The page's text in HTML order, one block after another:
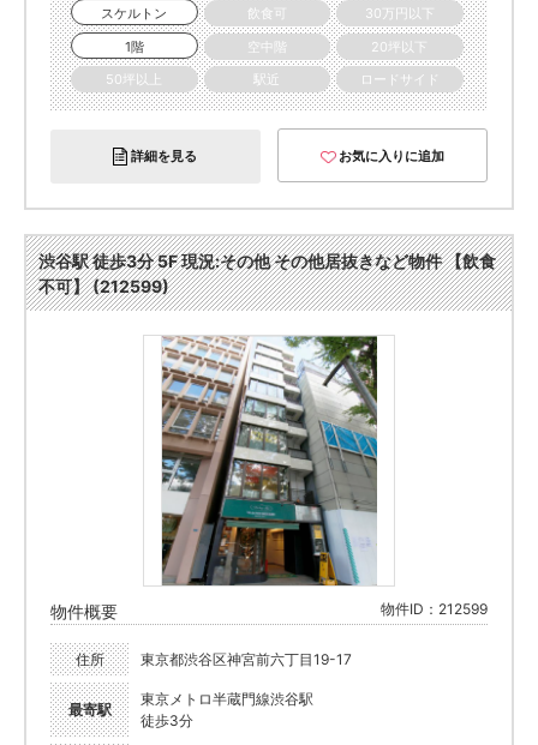
スケルトン
飲食可
30万円以下
1階
空中階
20坪以下
50坪以上
駅近 ロードサイド
詳細を見る お気に入りに追加
渋谷駅 徒歩3分 5F 現況:その他 その他居抜きなど物件 【飲食
不可】 (212599)
物件概要 物件ID：212599
住所 東京都渋谷区神宮前六丁目19-17
最寄駅
東京メトロ半蔵門線渋谷駅
徒歩3分